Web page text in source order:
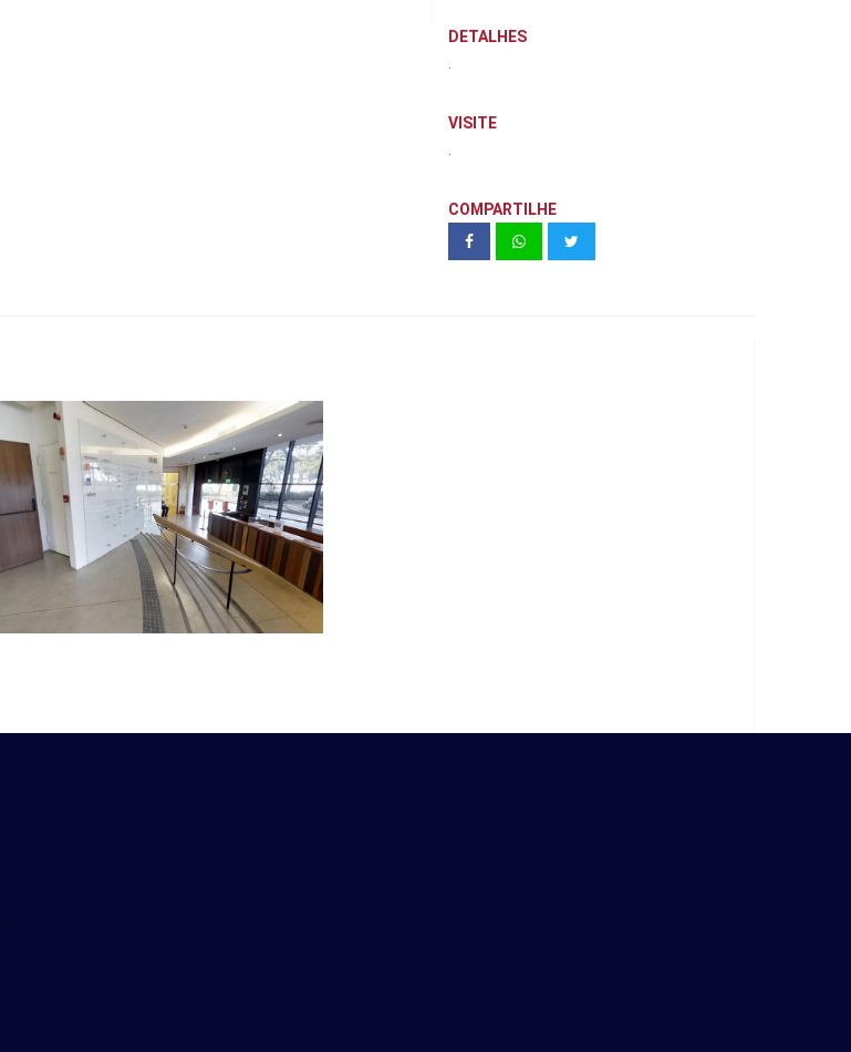
DETALHES
VISITE
COMPARTILHE
VERT CONDOMÍNIO PARQUE -